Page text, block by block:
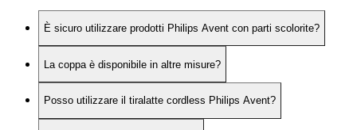
È sicuro utilizzare prodotti Philips Avent con parti scolorite?
La coppa è disponibile in altre misure?
Posso utilizzare il tiralatte cordless Philips Avent?